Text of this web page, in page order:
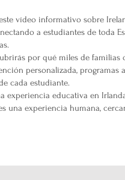
vídeo informativo sobre
a estudiantes de toda
por qué miles de
personalizada,
cada estudiante.
experiencia educativa en
una experiencia humana,